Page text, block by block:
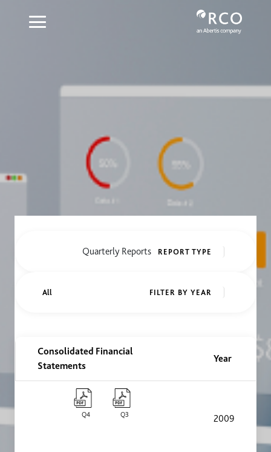
تخطي إلى المحتوى الرئيسي
Quarterly Reports - Red Vía Corta
Reportes trimestrales
REPORT TYPE
Quarterly Reports
FILTER BY YEAR
Year
Consolidated Financial
Statements
2009
Q3
Q4